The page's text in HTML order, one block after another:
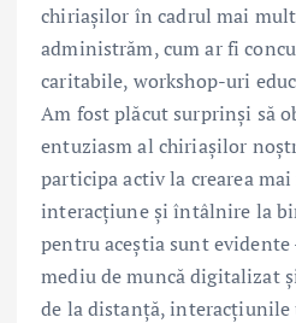
chiriașilor în cadrul mai
administrăm, cum ar fi
caritabile, workshop-uri
Am fost plăcut surprinși să
entuziasm al chiriașilor
participa activ la crearea
interacțiune și întâlnire la
pentru aceștia sunt
mediu de muncă digitalizat
de la distanță,